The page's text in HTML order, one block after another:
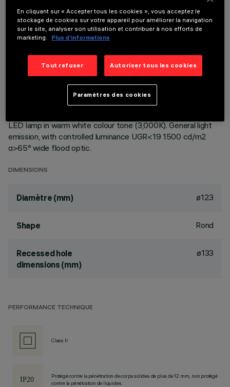
DONNÉES TECHNIQUES
DERNIÈRE MISE À JOUR: 01/08/2026
Fixed round luminaire designed to use a LED lamp with C.O.B.
ceiling. Reflector vacuum-metallised with aluminium vapours
with an anti-scratch protective layer. Die-cast aluminium
LED lamp in warm white colour tone (3,000K). General light
emission, with controlled luminance UGR<19 1500 cd/m2
α>65° wide flood optic.
DIMENSIONS
Diamètre (mm) ø123
Shape Rond
Recessed hole
dimensions (mm)
ø133
PERFORMANCE TECHNIQUE
Class II
Protégé contre la pénétration de corps solides de plus de 12 mm, non protégé
contre la pénétration de liquides.
En cliquant sur « Accepter tous les cookies », vous acceptez le
stockage de cookies sur votre appareil pour améliorer la navigation
sur le site, analyser son utilisation et contribuer à nos efforts de
marketing.
Plus d’informations
Tout refuser Autoriser tous les cookies
Paramètres des cookies